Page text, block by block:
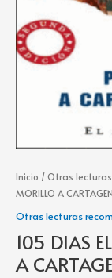
Inicio /Otras
MORILLO A
Otras lecturas
105 DIAS
A